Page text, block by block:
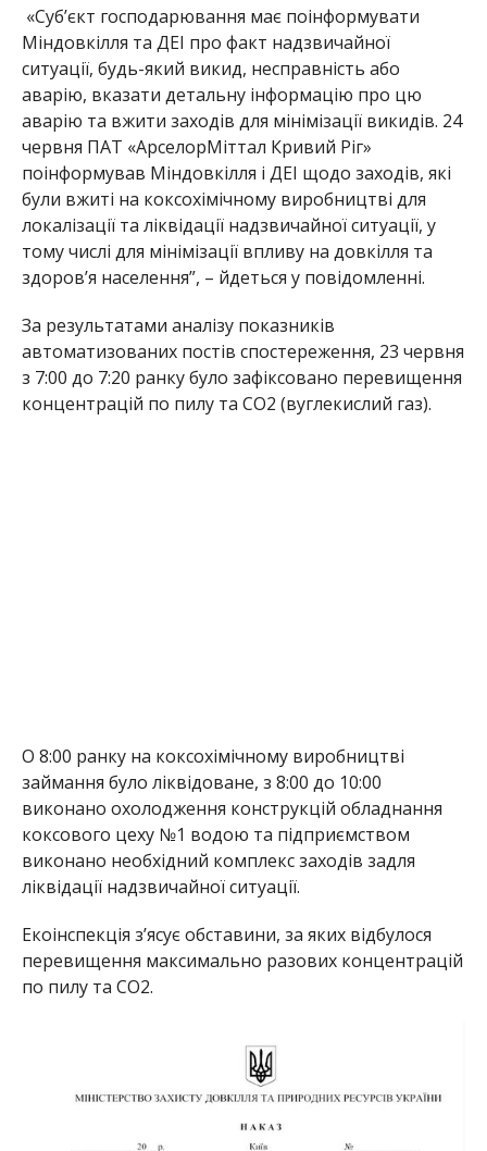
«Суб’єкт господарювання має поінформувати
Міндовкілля та ДЕІ про факт надзвичайної
ситуації, будь-який викид, несправність або
аварію, вказати детальну інформацію про цю
аварію та вжити заходів для мінімізації викидів. 24
червня ПАТ «АрселорМіттал Кривий Ріг»
поінформував Міндовкілля і ДЕІ щодо заходів, які
були вжиті на коксохімічному виробництві для
локалізації та ліквідації надзвичайної ситуації, у
тому числі для мінімізації впливу на довкілля та
здоров’я населення”, – йдеться у повідомленні.
За результатами аналізу показників
автоматизованих постів спостереження, 23 червня
з 7:00 до 7:20 ранку було зафіксовано перевищення
концентрацій по пилу та CO2 (вуглекислий газ).
О 8:00 ранку на коксохімічному виробництві
займання було ліквідоване, з 8:00 до 10:00
виконано охолодження конструкцій обладнання
коксового цеху №1 водою та підприємством
виконано необхідний комплекс заходів задля
ліквідації надзвичайної ситуації.
Екоінспекція з’ясує обставини, за яких відбулося
перевищення максимально разових концентрацій
по пилу та CO2.